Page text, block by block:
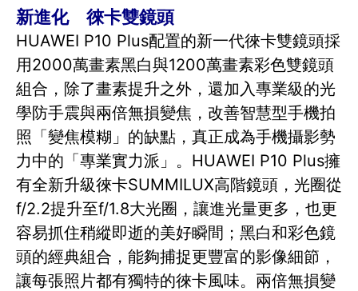
新進化 徠卡雙鏡頭
HUAWEI P10 Plus配置的新一代徠卡雙鏡頭採
用2000萬畫素黑白與1200萬畫素彩色雙鏡頭
組合，除了畫素提升之外，還加入專業級的光
學防手震與兩倍無損變焦，改善智慧型手機拍
照「變焦模糊」的缺點，真正成為手機攝影勢
力中的「專業實力派」。HUAWEI P10 Plus擁
有全新升級徠卡SUMMILUX高階鏡頭，光圈從
f/2.2提升至f/1.8大光圈，讓進光量更多，也更
容易抓住稍縱即逝的美好瞬間；黑白和彩色鏡
頭的經典組合，能夠捕捉更豐富的影像細節，
讓每張照片都有獨特的徠卡風味。兩倍無損變